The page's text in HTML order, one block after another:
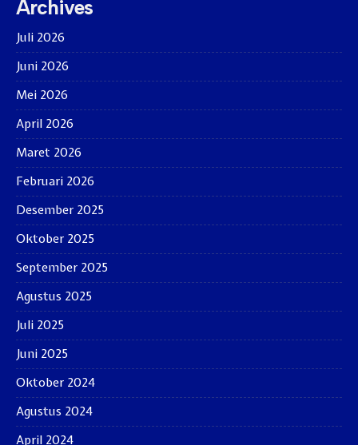
Archives
Juli 2026
Juni 2026
Mei 2026
April 2026
Maret 2026
Februari 2026
Desember 2025
Oktober 2025
September 2025
Agustus 2025
Juli 2025
Juni 2025
Oktober 2024
Agustus 2024
April 2024